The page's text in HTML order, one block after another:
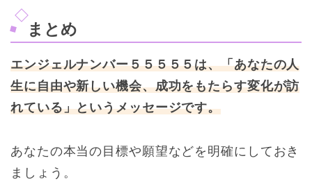
まとめ
エンジェルナンバー５５５５５は、「あなたの人
生に自由や新しい機会、成功をもたらす変化が訪
れている」というメッセージです。
あなたの本当の目標や願望などを明確にしておき
ましょう。